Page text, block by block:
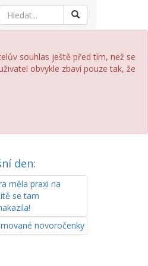
souhlas ještě před tím, než se
obvykle zbaví pouze tak, že
den: